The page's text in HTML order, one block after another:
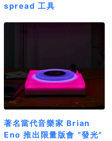
spread 工具
著名當代音樂家 Brian
Eno 推出限量版會 “發光”